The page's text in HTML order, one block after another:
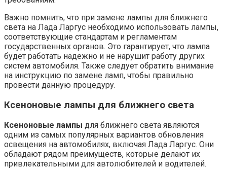
Важно помнить, что при замене лампы для ближнего
света на Лада Ларгус необходимо использовать лампы,
соответствующие стандартам и регламентам
государственных органов. Это гарантирует, что лампа
будет работать надежно и не нарушит работу других
систем автомобиля. Также следует обратить внимание
на инструкцию по замене ламп, чтобы правильно
провести данную процедуру.
Ксеноновые лампы для ближнего света
Ксеноновые лампы для ближнего света являются
одним из самых популярных вариантов обновления
освещения на автомобилях, включая Лада Ларгус. Они
обладают рядом преимуществ, которые делают их
привлекательными для автолюбителей и водителей.